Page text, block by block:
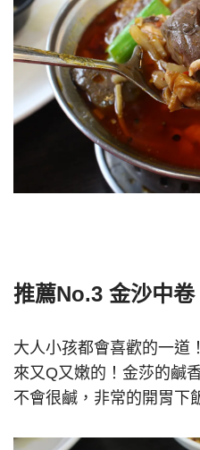
推薦No.3 金沙中卷
大人小孩都會喜歡的一道
來又Q又嫩的！金莎的鹹
不會很鹹，非常的開胃下